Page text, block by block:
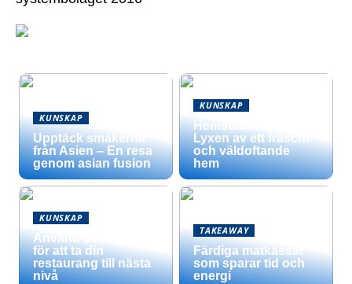
KUNSKAP
Upptäck smakerna
från Asien – En resa
genom asian fusion
KUNSKAP
Hemstädning –
Lyxen av ett fräscht
och väldoftande
hem
KUNSKAP
Använd dessa tips
för att ta din
restaurang till nästa
nivå
TAKEAWAY
Färdiga matkassar
som sparar tid och
energi